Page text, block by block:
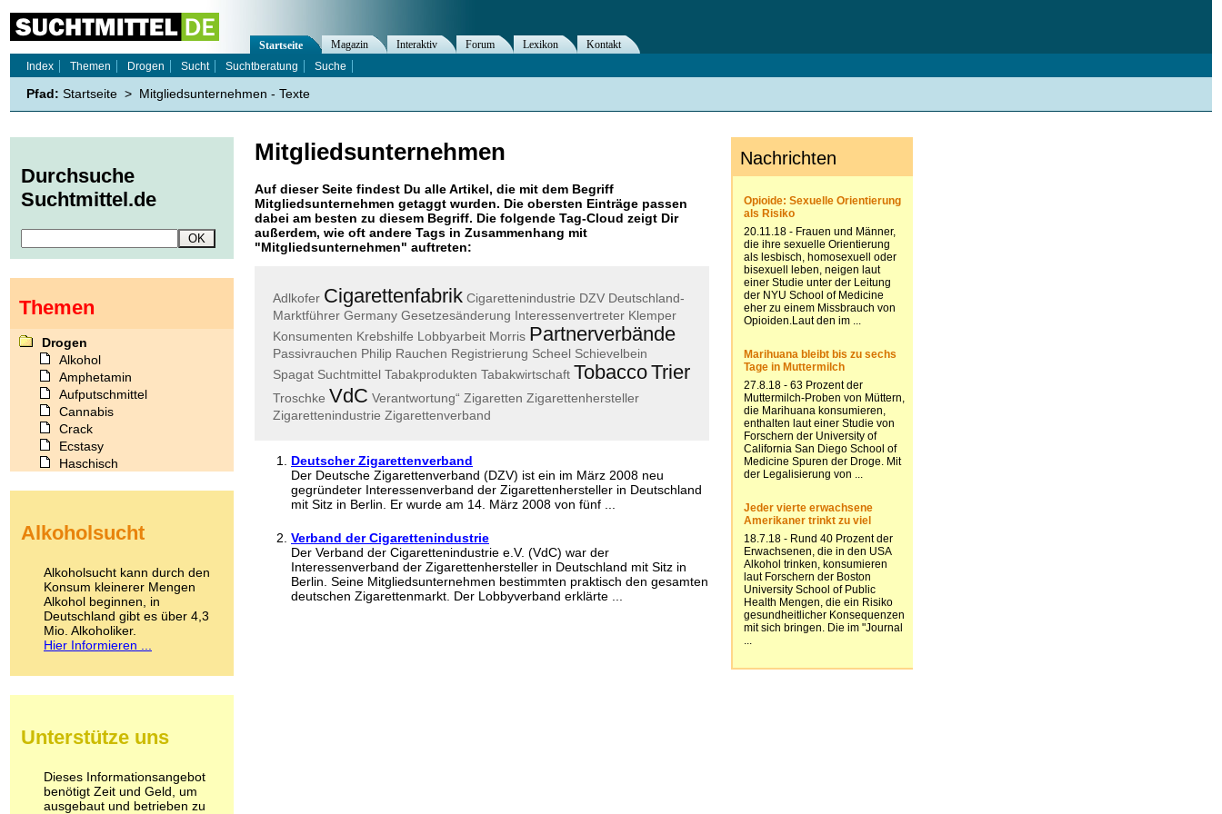
Mitgliedsunternehmen
Auf dieser Seite findest Du alle Artikel, die mit dem Begriff
Mitgliedsunternehmen getaggt wurden. Die obersten Einträge passen
dabei am besten zu diesem Begriff. Die folgende Tag-Cloud zeigt Dir
außerdem, wie oft andere Tags in Zusammenhang mit
"Mitgliedsunternehmen" auftreten:
Adlkofer Cigarettenfabrik Cigarettenindustrie DZV Deutschland-
Marktführer Germany Gesetzesänderung Interessenvertreter Klemper
Konsumenten Krebshilfe Lobbyarbeit Morris Partnerverbände
Passivrauchen Philip Rauchen Registrierung Scheel Schievelbein
Spagat Suchtmittel Tabakprodukten Tabakwirtschaft TobaccoTrier
Troschke VdC Verantwortung“ Zigaretten Zigarettenhersteller
Zigarettenindustrie Zigarettenverband
Deutscher Zigarettenverband
Der Deutsche Zigarettenverband (DZV) ist ein im März 2008 neu
gegründeter Interessenverband der Zigarettenhersteller in Deutschland
mit Sitz in Berlin. Er wurde am 14. März 2008 von fünf ...
Verband der Cigarettenindustrie
Der Verband der Cigarettenindustrie e.V. (VdC) war der
Interessenverband der Zigarettenhersteller in Deutschland mit Sitz in
Berlin. Seine Mitgliedsunternehmen bestimmten praktisch den gesamten
deutschen Zigarettenmarkt. Der Lobbyverband erklärte ...
Startseite Magazin Interaktiv Forum Lexikon
Kontakt
Index
Themen Drogen Sucht Suchtberatung Suche
Pfad: Startseite > Mitgliedsunternehmen - Texte
Durchsuche
Suchtmittel.de
Themen
Drogen
Alkohol
Amphetamin
Aufputschmittel
Cannabis
Crack
Ecstasy
Haschisch
Kokain
LSD
Marihuana
Medikamente
Meskalin
Metamphetamin
Methadon
Pilze
Psychopharmaka
Schlafmittel
Schmerzmittel
Alkoholsucht
Alkoholsucht kann durch den
Konsum kleinerer Mengen
Alkohol beginnen, in
Deutschland gibt es über 4,3
Mio. Alkoholiker.
Hier Informieren ...
Unterstütze uns
Dieses Informationsangebot
benötigt Zeit und Geld, um
ausgebaut und betrieben zu